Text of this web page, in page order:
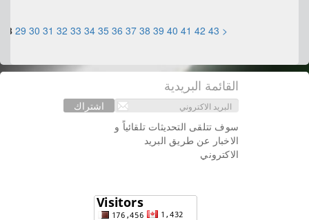
<
28 29 30 31 32 33 34 35 36 37 38 39 40 41 42 43
القائمة البريدية
اشتراك
سوف تتلقى التحديثات تلقائياً و
الاخبار عن طريق البريد
الاكتروني